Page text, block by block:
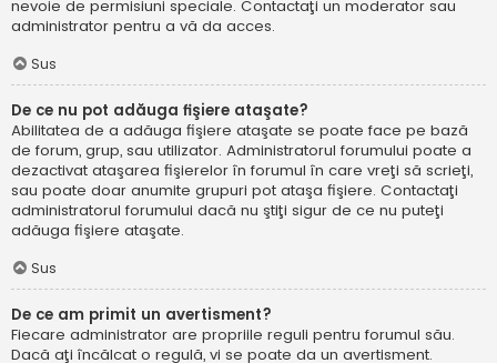
nevoie de permisiuni speciale. Contactaţi un moderator sau
administrator pentru a vă da acces.
Sus
De ce nu pot adăuga fişiere ataşate?
Abilitatea de a adăuga fişiere ataşate se poate face pe bază
de forum, grup, sau utilizator. Administratorul forumului poate a
dezactivat ataşarea fişierelor în forumul în care vreţi să scrieţi,
sau poate doar anumite grupuri pot ataşa fişiere. Contactaţi
administratorul forumului dacă nu ştiţi sigur de ce nu puteţi
adăuga fişiere ataşate.
Sus
De ce am primit un avertisment?
Fiecare administrator are propriile reguli pentru forumul său.
Dacă aţi încălcat o regulă, vi se poate da un avertisment.